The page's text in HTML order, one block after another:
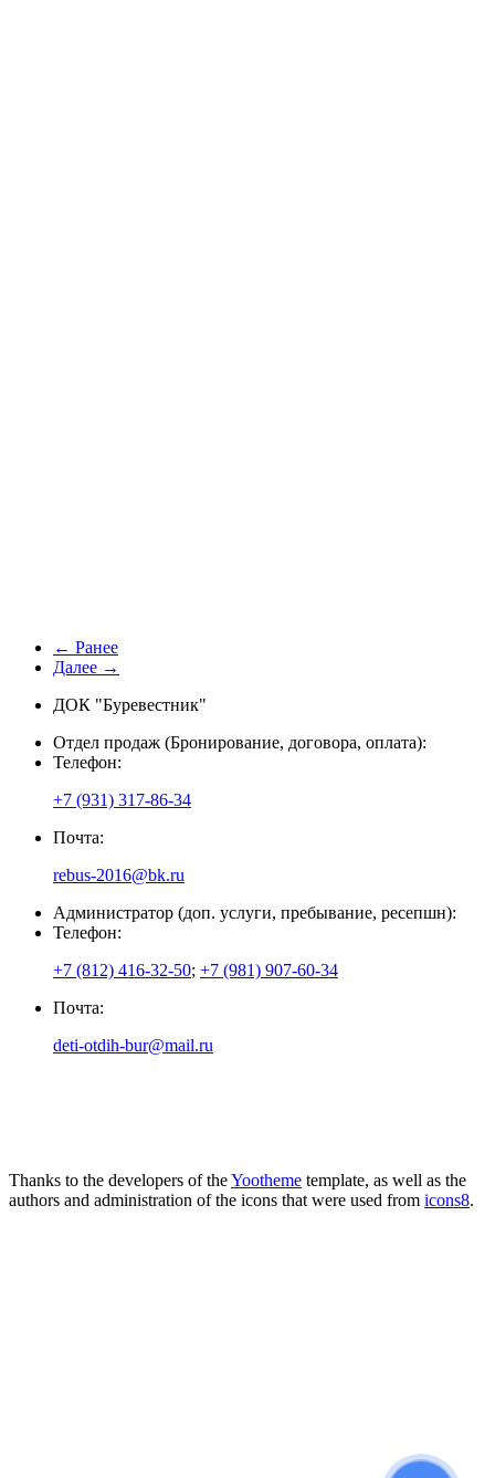
← Ранее
Далее →
ДОК "Буревестник"
Отдел продаж (Бронирование, договора, оплата):
Телефон:
+7 (931) 317-86-34
Почта:
rebus-2016@bk.ru
Администратор (доп. услуги, пребывание, ресепшн):
Телефон:
+7 (812) 416-32-50; +7 (981) 907-60-34
Почта:
deti-otdih-bur@mail.ru
Thanks to the developers of theYootheme template, as well as the
authors and administration of the icons that were used from icons8.